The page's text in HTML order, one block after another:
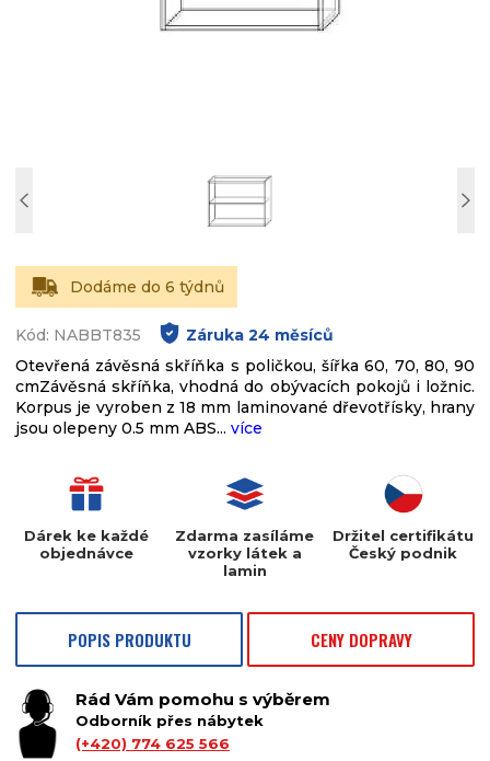
Dodáme do 6 týdnů
Kód: NABBT835 Záruka 24 měsíců
Otevřená závěsná skříňka s poličkou, šířka 60, 70, 80, 90
cmZávěsná skříňka, vhodná do obývacích pokojů i ložnic.
Korpus je vyroben z 18 mm laminované dřevotřísky, hrany
jsou olepeny 0.5 mm ABS... více
Dárek ke každé
objednávce
Zdarma zasíláme
vzorky látek a
lamin
Držitel certifikátu
Český podnik
POPIS PRODUKTU CENY DOPRAVY
Rád Vám pomohu s výběrem
Odborník přes nábytek
(+420) 774 625 566